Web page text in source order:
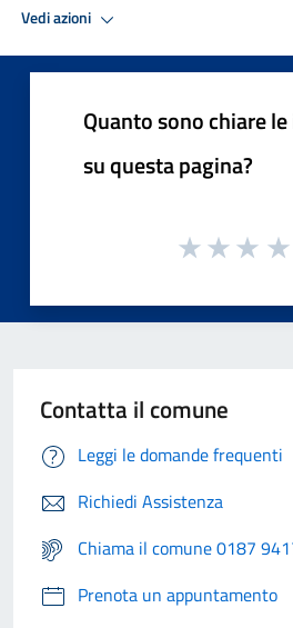
Vedi azioni
Quanto sono chiare
su questa pagina?
Contatta il comune
Leggi le domande frequenti
Richiedi Assistenza
Chiama il comune 0187
Prenota un appuntamento